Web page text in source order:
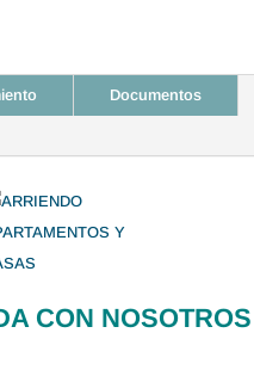
Documentos
CON NOSOTROS